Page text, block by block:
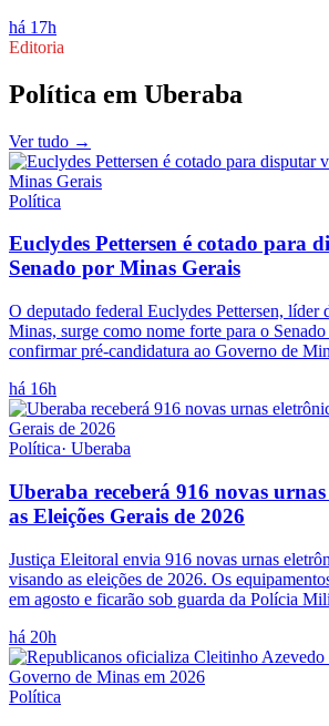
há 17h
Editoria
Política em Uberaba
Ver tudo →
Política
Euclydes Pettersen é cotado para
Senado por Minas Gerais
O deputado federal Euclydes Pettersen, líder
Minas, surge como nome forte para o
confirmar pré-candidatura ao Governo de
há 16h
Política· Uberaba
Uberaba receberá 916 novas
as Eleições Gerais de 2026
Justiça Eleitoral envia 916 novas urnas
visando as eleições de 2026. Os
em agosto e ficarão sob guarda da Polícia
há 20h
Política